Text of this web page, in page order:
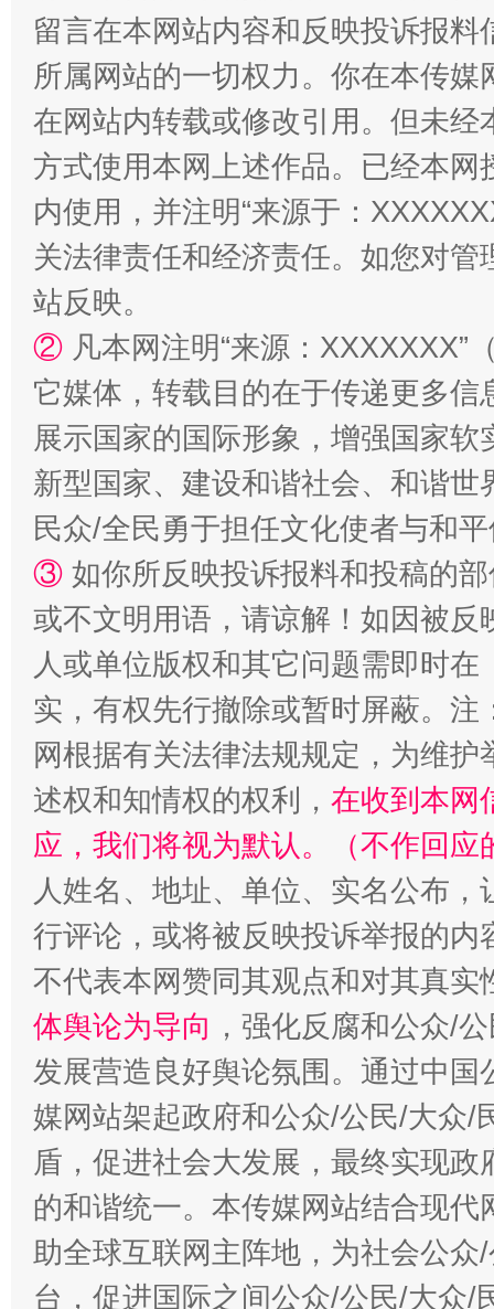
扯下公款旅游的“隐身衣” 如何以
“蜀中异人”王建安的艺术幻境
留言在本网站内容和反映投诉报
所属网站的一切权力。你在本传
在网站内转载或修改引用。但未
方式使用本网上述作品。已经本
内使用，并注明“来源于：
关法律责任和经济责任。如您对
站反映。
② 凡本网注明“来源：
它媒体，转载目的在于传递更多
展示国家的国际形象，增强国家
新型国家、建设和谐社会、和谐
民众/全民勇于担任文化使者与和
③ 如你所反映投诉报料和投稿的
或不文明用语，请谅解！如因被
人或单位版权和其它问题需即时在
实，有权先行撤除或暂时屏蔽。
网根据有关法律法规规定，为维
述权和知情权的权利， 在收到本网
应，我们将视为默认。（不作回应
人姓名、地址、单位、实名公布
行评论，或将被反映投诉举报的
不代表本网赞同其观点和对其真实
体舆论为导向 ，强化反腐和公众/
发展营造良好舆论氛围。通过中
媒网站架起政府和公众/公民/大众/
盾，促进社会大发展，最终实现
的和谐统一。本传媒网站结合现
助全球互联网主阵地，为社会公
台，促进国际之间公众/公民/大众/